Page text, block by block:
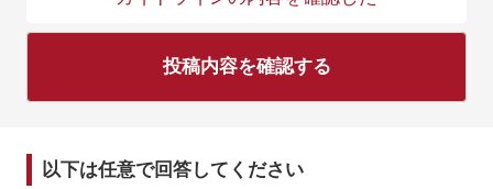
投稿内容を確認する
以下は任意で回答してください